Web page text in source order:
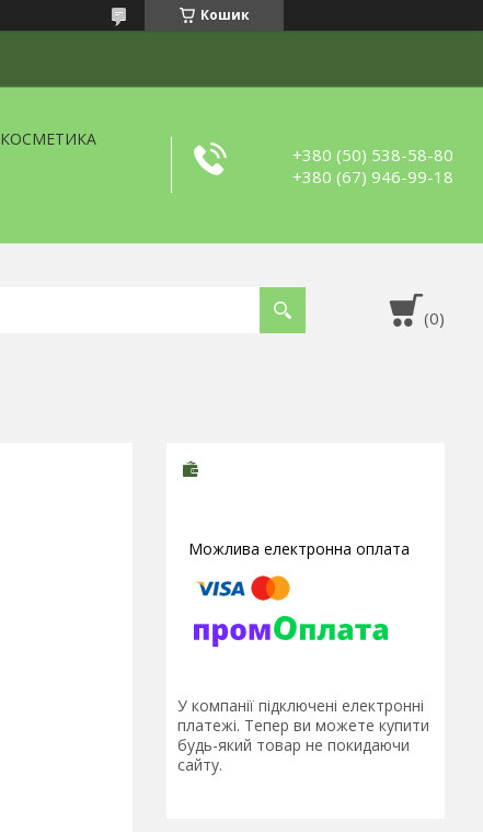
Кошик
КОСМЕТИКА
+380 (50) 538-58-80
+380 (67) 946-99-18
У компанії підключені електронні
платежі. Тепер ви можете купити
будь-який товар не покидаючи
сайту.